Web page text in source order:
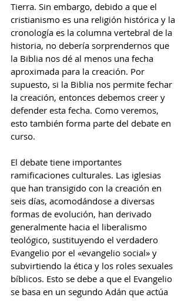
Tierra. Sin embargo, debido a que el
cristianismo es una religión histórica y la
cronología es la columna vertebral de la
historia, no debería sorprendernos que
la Biblia nos dé al menos una fecha
aproximada para la creación. Por
supuesto, si la Biblia nos permite fechar
la creación, entonces debemos creer y
defender esta fecha. Como veremos,
esto también forma parte del debate en
curso.
El debate tiene importantes
ramificaciones culturales. Las iglesias
que han transigido con la creación en
seis días, acomodándose a diversas
formas de evolución, han derivado
generalmente hacia el liberalismo
teológico, sustituyendo el verdadero
Evangelio por el «evangelio social» y
subvirtiendo la ética y los roles sexuales
bíblicos. Esto se debe a que el Evangelio
se basa en un segundo Adán que actúa